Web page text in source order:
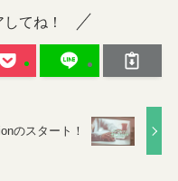
てね！
のスタート！